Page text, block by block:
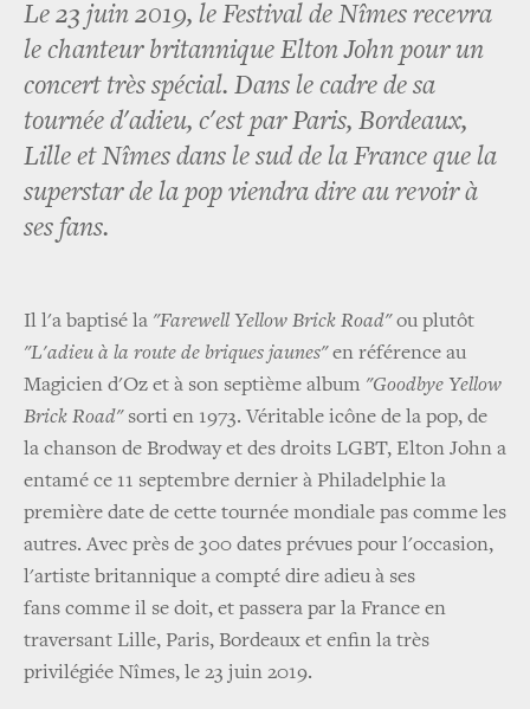
Le 23 juin 2019, le Festival de Nîmes recevra
le chanteur britannique Elton John pour un
concert très spécial. Dans le cadre de sa
tournée d'adieu, c'est par Paris, Bordeaux,
Lille et Nîmes dans le sud de la France que la
superstar de la pop viendra dire au revoir à
ses fans.
Il l'a baptisé la "Farewell Yellow Brick Road"ou plutôt
"L'adieu à la route de briques jaunes"en référence au
Magicien d'Oz et à son septième album "Goodbye Yellow
Brick Road"sorti en 1973. Véritable icône de la pop, de
la chanson de Brodway et des droits LGBT, Elton John a
entamé ce 11 septembre dernier à Philadelphie la
première date de cette tournée mondiale pas comme les
autres. Avec près de 300 dates prévues pour l'occasion,
l'artiste britannique a compté dire adieu à ses
fans comme il se doit, et passera par la France en
traversant Lille, Paris, Bordeaux et enfin la très
privilégiée Nîmes, le 23 juin 2019.